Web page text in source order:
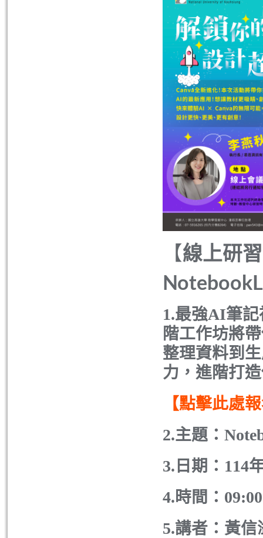
【線上研
1.最強AI筆
階工作坊將
整理資料到
力，進階打
【點擊此處
2.主題：
3.日期：114
4.時間：
5.講者：黃